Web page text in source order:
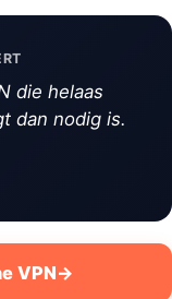
die helaas
dan nodig is.
VPN→